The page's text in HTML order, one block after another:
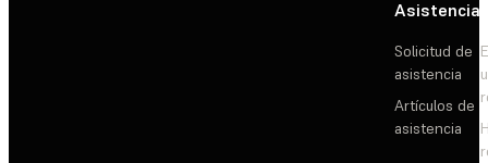
Asistencia
Solicitud de
asistencia
Artículos de
asistencia